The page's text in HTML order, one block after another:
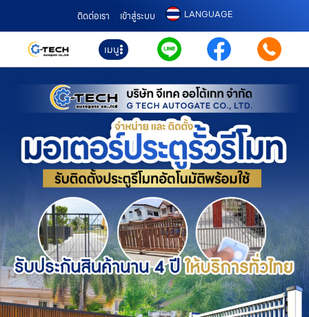
ติดต่อเรา เข้าสู่ระบบ LANGUAGE
เมนู